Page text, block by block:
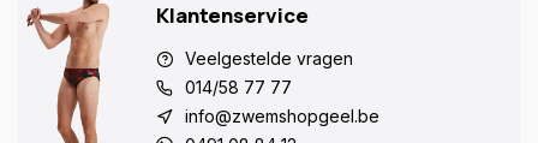
Klantenservice
Veelgestelde vragen
014/58 77 77
info@zwemshopgeel.be